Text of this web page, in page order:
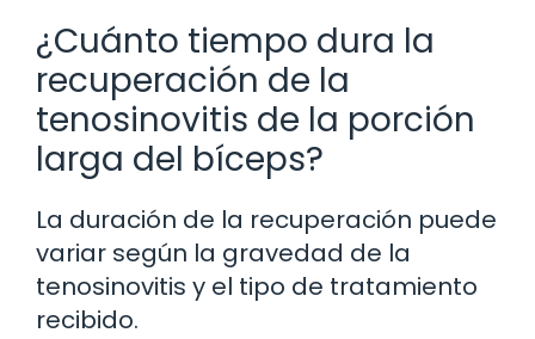
¿Cuánto tiempo dura la
recuperación de la
tenosinovitis de la porción
larga del bíceps?
La duración de la recuperación puede
variar según la gravedad de la
tenosinovitis y el tipo de tratamiento
recibido.